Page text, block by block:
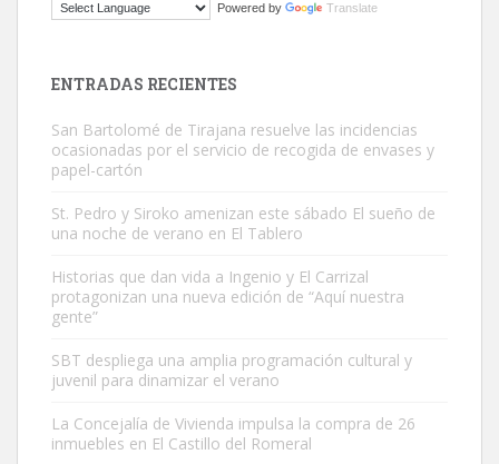
PERRO MACHO RAZA SHIBA CON MICROCHIP PERDIDO HOY
El día 5 se los perdió una ninfa papillera, asustada tiene miedo a la
calle, se perdió por la zon...
Leales.org » Gran Canaria
Powered by Translate
ENTRADAS RECIENTES
San Bartolomé de Tirajana resuelve las incidencias
ocasionadas por el servicio de recogida de envases y
papel-cartón
St. Pedro y Siroko amenizan este sábado El sueño de
una noche de verano en El Tablero
Historias que dan vida a Ingenio y El Carrizal
protagonizan una nueva edición de “Aquí nuestra
gente”
SBT despliega una amplia programación cultural y
juvenil para dinamizar el verano
La Concejalía de Vivienda impulsa la compra de 26
inmuebles en El Castillo del Romeral